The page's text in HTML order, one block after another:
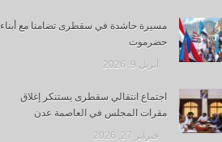
مسيرة حاشدة في سقطرى تضامنا مع أبناء
حضرموت
أبريل 9, 2026
اجتماع انتقالي سقطرى يستنكر إغلاق
مقرات المجلس في العاصمة عدن
فبراير 27, 2026